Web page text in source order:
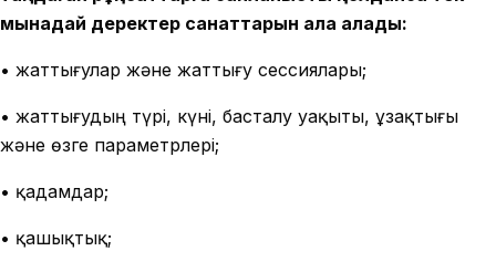
мынадай деректер санаттарын ала алады:
• жаттығулар және жаттығу сессиялары;
• жаттығудың түрі, күні, басталу уақыты, ұзақтығы
және өзге параметрлері;
• қадамдар;
• қашықтық;